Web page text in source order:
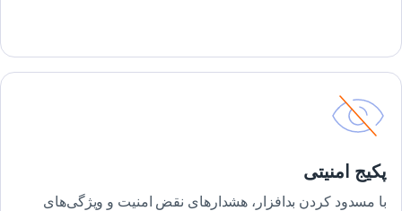
پکیج امنیتی
با مسدود کردن بدافزار، هشدارهای نقض امنیت و ویژگی‌های